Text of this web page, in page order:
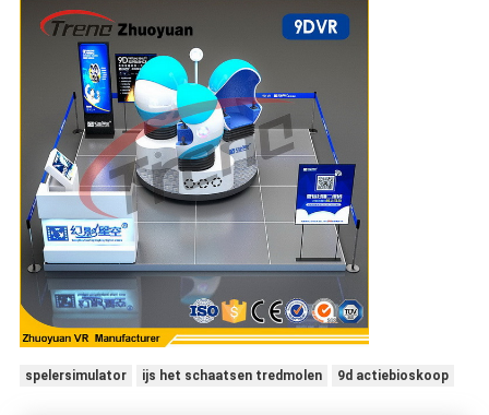
spelersimulator ijs het schaatsen tredmolen 9d actiebioskoop